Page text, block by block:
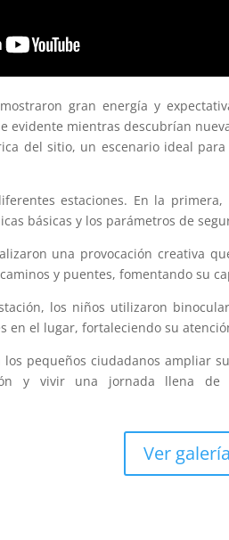
gran energía y
evidente mientras descubrían
del sitio, un escenario ideal
estaciones. En la
básicas y los parámetros de
una provocación creativa
y puentes, fomentando su
los niños utilizaron
en el lugar, fortaleciendo su
pequeños ciudadanos ampliar
y vivir una jornada llena de
Ver galería